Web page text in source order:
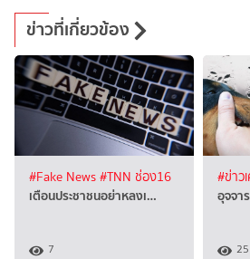
ข่าวที่เกี่ยวข้อง
#Fake News#TNN ช่อง16
เตือนประชาชนอย่าหลงเ…
7
#ข่าว
อุจจา
25